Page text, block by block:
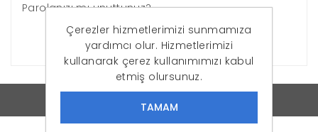
Parolanızı mı unuttunuz?
OTURUM AÇ
Luppio - Online Moda'ya Yeni Soluk
Çerezler hizmetlerimizi sunmamıza
yardımcı olur. Hizmetlerimizi
kullanarak çerez kullanımımızı kabul
etmiş olursunuz.